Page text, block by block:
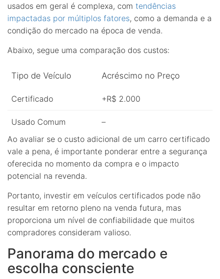
usados em geral é complexa, com tendências
impactadas por múltiplos fatores, como a demanda e a
condição do mercado na época de venda.
Abaixo, segue uma comparação dos custos:
Tipo de Veículo Acréscimo no Preço
Certificado +R$ 2.000
Usado Comum
–
Ao avaliar se o custo adicional de um carro certificado
vale a pena, é importante ponderar entre a segurança
oferecida no momento da compra e o impacto
potencial na revenda.
Portanto, investir em veículos certificados pode não
resultar em retorno pleno na venda futura, mas
proporciona um nível de confiabilidade que muitos
compradores consideram valioso.
Panorama do mercado e
escolha consciente